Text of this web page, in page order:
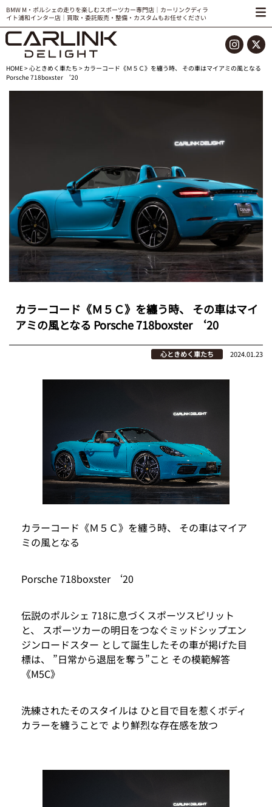
BMW M・ポルシェの走りを楽しむスポーツカー専門店｜カーリンクディラ
イト浦和インター店｜買取・委託販売・整備・カスタムもお任せください
HOME>心ときめく車たち > カラーコード《Ｍ５Ｃ》を纏う時、 その車はマイアミの風となる
Porsche 718boxster ‘20
カラーコード《Ｍ５Ｃ》を纏う時、 その車はマイ
アミの風となる Porsche 718boxster ‘20
心ときめく車たち 2024.01.23
カラーコード《Ｍ５Ｃ》を纏う時、 その車はマイア
ミの風となる
Porsche 718boxster ‘20
伝説のポルシェ 718に息づくスポーツスピリット
と、 スポーツカーの明日をつなぐミッドシップエン
ジンロードスター として誕生したその車が掲げた目
標は、 ”日常から退屈を奪う”こと その模範解答
《M5C》
洗練されたそのスタイルは ひと目で目を惹くボディ
カラーを纏うことで より鮮烈な存在感を放つ